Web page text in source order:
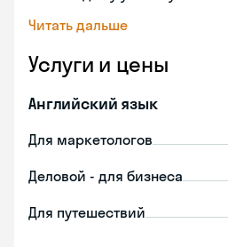
Читать дальше
Услуги и цены
Английский язык
Для маркетологов
Деловой - для бизнеса
Для путешествий